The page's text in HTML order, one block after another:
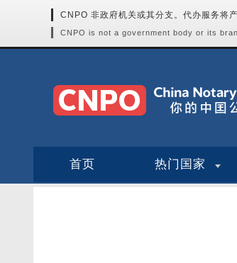
CNPO 非政府机关或其分支。代办服务将
CNPO is not a government body or its
首页 热门国家